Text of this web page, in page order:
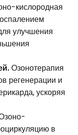
кислородная
улучшения
Озонотерапия
регенерации и
ускоряя
в